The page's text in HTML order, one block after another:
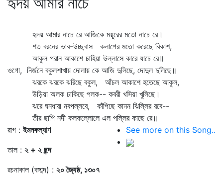
হৃদয় আমার নাচে রে আজিকে ময়ূরের মতো নাচে রে।
শত বরনের ভাব-উচ্ছ্বাস কলাপের মতো করেছে বিকাশ,
আকুল পরান আকাশে চাহিয়া উল্লাসে কারে যাচে রে॥
ওগো, নির্জনে বকুলশাখায় দোলায় কে আজি দুলিছে, দোদুল দুলিছে॥
ঝরকে ঝরকে ঝরিছে বকুল, আঁচল আকাশে হতেছে আকুল,
উড়িয়া অলক ঢাকিছে পলক-- কবরী খসিয়া খুলিছে।
ঝরে ঘনধারা নবপল্লবে, কাঁপিছে কানন ঝিল্লির রবে--
তীর ছাপি নদী কলকল্লোলে এল পল্লির কাছে রে॥
রাগ :ইমনকল্যাণ
তাল : ২ + ২ ছন্দ
রচনাকাল (বঙ্গাব্দ) : ২০ জ্যৈষ্ঠ, ১৩০৭
See more on this Song..